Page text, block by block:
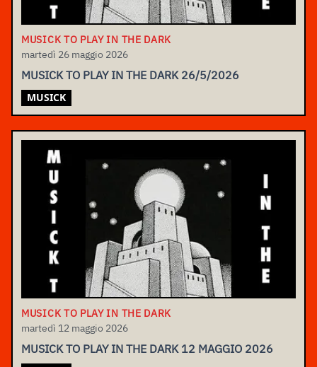
MUSICK TO PLAY IN THE DARK
martedì 26 maggio 2026
MUSICK TO PLAY IN THE DARK 26/5/2026
MUSICK
MUSICK TO PLAY IN THE DARK
martedì 12 maggio 2026
MUSICK TO PLAY IN THE DARK 12 MAGGIO 2026